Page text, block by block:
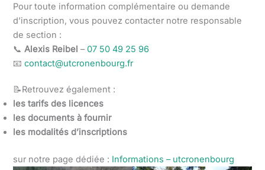
Pour toute information complémentaire ou demande
d’inscription, vous pouvez contacter notre responsable
de section :
📞Alexis Reibel –07 50 49 25 96
📧contact@utcronenbourg.fr
📝Retrouvez également :
les tarifs des licences
les documents à fournir
les modalités d’inscriptions
sur notre page dédiée : Informations – utcronenbourg